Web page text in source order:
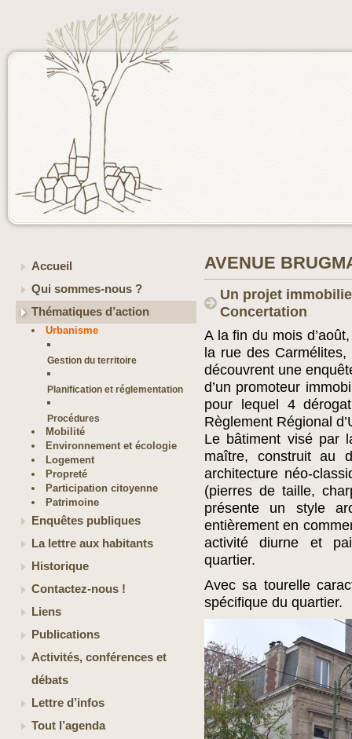
Accueil
Qui sommes-nous ?
Thématiques d’action
Urbanisme
Gestion du territoire
Planification et réglementation
Procédures
Mobilité
Environnement et écologie
Logement
Propreté
Participation citoyenne
Patrimoine
Enquêtes publiques
La lettre aux habitants
Historique
Contactez-nous !
Liens
Publications
Activités, conférences et
débats
Lettre d’infos
Tout l’agenda
AVENUE
Un projet
Concertation
A la fin du mois
la rue des
découvrent une
d’un promoteur
pour lequel 4
Règlement Régional
Le bâtiment visé par
maître, construit au
architecture néo-
(pierres de taille,
présente un style
entièrement en
activité diurne et
quartier.
Avec sa tourelle
spécifique du quartier.